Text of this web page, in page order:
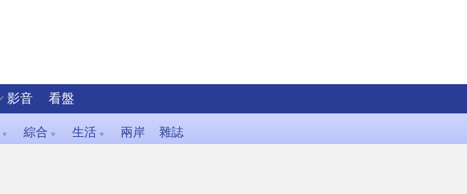
影音 看盤
▼ 綜合 ▼ 生活 ▼ 兩岸 雜誌